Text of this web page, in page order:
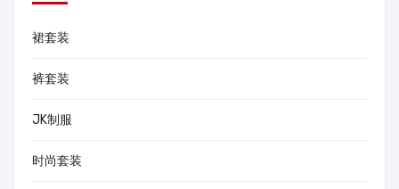
裙套装
裤套装
JK制服
时尚套装